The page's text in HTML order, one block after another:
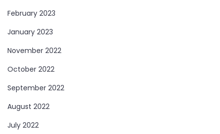
February 2023
January 2023
November 2022
October 2022
September 2022
August 2022
July 2022